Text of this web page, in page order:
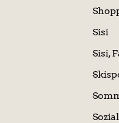
Sisi
Sisi,